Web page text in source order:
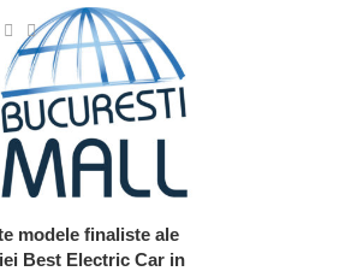
modele finaliste ale
Best Electric Car in